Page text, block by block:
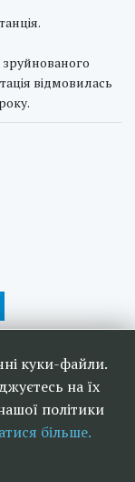
зруйнованого
відмовилась
куки-файли.
на їх
політики
більше.